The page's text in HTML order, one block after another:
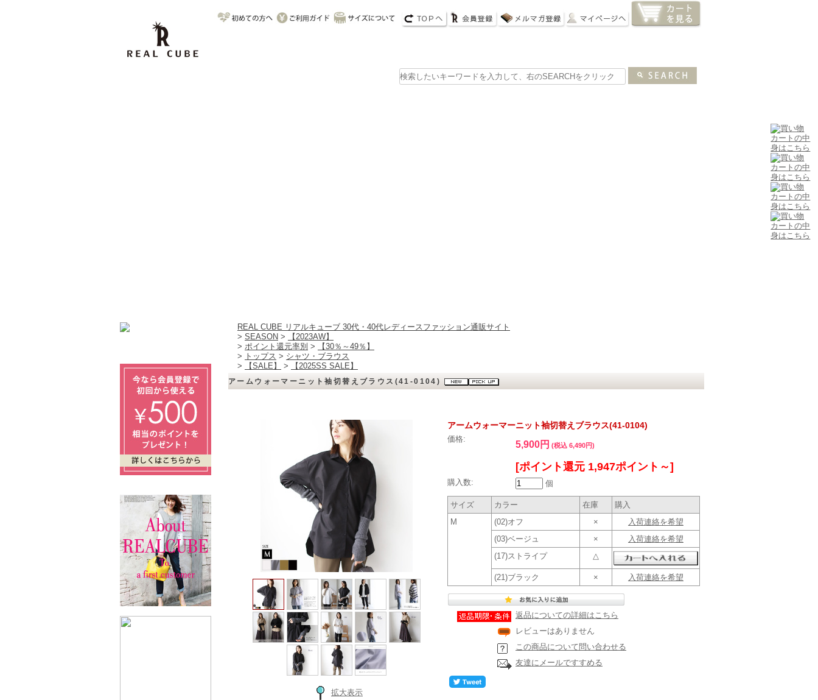
REAL CUBE リアルキューブ 30代・40代レディースファッション通販サイト
> SEASON >
【2023AW】
> ポイント還元率別 >
【30％～49％】
> トップス > シャツ・ブラウス
>
【SALE】 > 【2025SS SALE】
アームウォーマーニット袖切替えブラウス(41-0104)
拡大表示
アームウォーマーニット袖切替えブラウス(41-0104)
価格:
5,900円 (税込 6,490円)
[ポイント還元 1,947ポイント～]
購入数: 個
サイズ カラー 在庫
購入
M
(02)オフ ×
入荷連絡を希望
(03)ベージュ
×
入荷連絡を希望
(17)ストライプ
△
(21)ブラック × 入荷連絡を希望
返品についての詳細はこちら
レビューはありません
この商品について問い合わせる
友達にメールですすめる